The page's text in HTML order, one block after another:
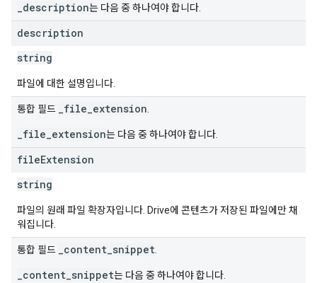
_description는 다음 중 하나여야 합니다.
description
string
파일에 대한 설명입니다.
통합 필드 _file_extension
_file_extension는 다음 중 하나여야 합니다.
fileExtension
string
파일의 원래 파일 확장자입니다. Drive에 콘텐츠가 저장된 파일에만 채
워집니다.
통합 필드 _content_snippet
_content_snippet는 다음 중 하나여야 합니다.